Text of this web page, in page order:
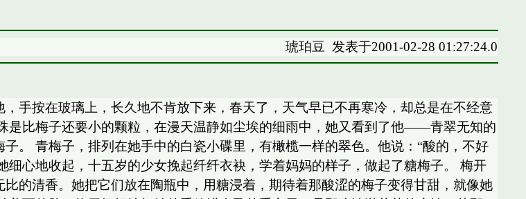
琥珀豆 发表于2001-02-28 01:27:24.0
手按在玻璃上，长久地不肯放下来，春天了，天气早已不再寒冷，却总是在不经意
是比梅子还要小的颗粒，在漫天温静如尘埃的细雨中，她又看到了他——青翠无知的
。 青梅子，排列在她手中的白瓷小碟里，有橄榄一样的翠色。他说：“酸的，不好
心地收起，十五岁的少女挽起纤纤衣袂，学着妈妈的样子，做起了糖梅子。 梅开
的清香。她把它们放在陶瓶中，用糖浸着，期待着那酸涩的梅子变得甘甜，就像她